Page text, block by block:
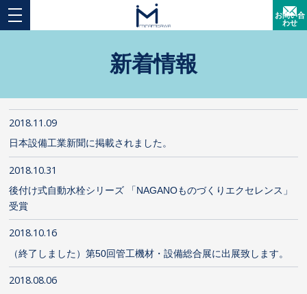
お問い合
わせ
新着情報
2018.11.09
日本設備工業新聞に掲載されました。
2018.10.31
後付け式自動水栓シリーズ 「NAGANOものづくりエクセレンス」
受賞
2018.10.16
（終了しました）第50回管工機材・設備総合展に出展致します。
2018.08.06